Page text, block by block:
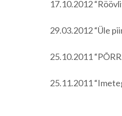
17.10.2012
29.03.2012 “Üle
25.10.2011
25.11.2011